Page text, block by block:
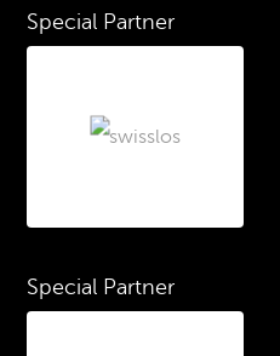
Special Partner
Special Partner